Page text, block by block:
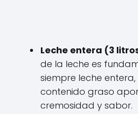
Leche entera (3
de la leche es
siempre leche
contenido graso
cremosidad y sabor.